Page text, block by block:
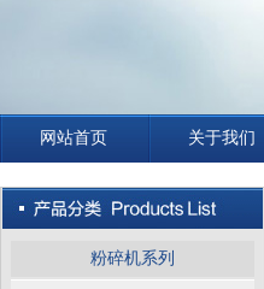
网站首页 关于我们
粉碎机系列